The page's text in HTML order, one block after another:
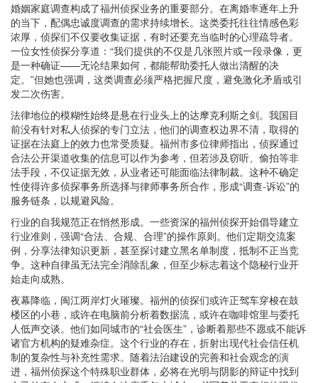
婚姻家庭调查构成了福州侦探业务的重要部分。在离婚率逐年上升
的当下，配偶忠诚度调查的需求持续增长。这类委托往往情感色彩
浓厚，侦探们不仅要收集证据，有时还要充当临时的心理疏导者。
一位女性侦探分享道：“我们提供的不仅是几张照片或一段录像，更
是一种确证——无论结果如何，都能帮助委托人做出清醒的决
定。”但她也强调，这类调查必须严格把握尺度，避免激化矛盾或引
发二次伤害。
法律地位的模糊性始终是悬在行业头上的达摩克利斯之剑。我国目
前没有针对私人侦探的专门立法，他们的调查权边界不清，取得的
证据在法庭上的效力也常受质疑。福州市多位律师指出，侦探通过
合法公开渠道收集的信息可以作为参考，但若涉及窃听、偷拍等非
法手段，不仅证据无效，从业者还可能面临法律制裁。这种不确定
性使得许多侦探事务所选择与律师事务所合作，形成“调查-诉讼”的
服务链条，以规避风险。
行业的自我规范正在悄然形成。一些资深的福州侦探开始倡导建立
行业准则，强调“合法、合规、合理”的操作原则。他们定期交流案
例，分享法律知识更新，甚至探讨建立黑名单制度，抵制不正当竞
争。这种自律虽无法完全消除乱象，但至少标志着这个隐秘行业开
始走向成熟。
夜幕降临，闽江两岸灯火璀璨。福州的侦探们或许正驾车穿梭在鼓
楼区的小巷，或许在电脑前分析着数据流，或许在咖啡馆里与委托
人低声交谈。他们如同城市的“社会医生”，诊断着那些不愿或不能诉
诸官方机构的疑难杂症。这个行业的存在，折射出现代社会信任机
制的复杂性与补充性需求。随着法治建设的完善和社会观念的演
进，福州侦探这个特殊职业群体，必将在光明与阴影的辩证中找到